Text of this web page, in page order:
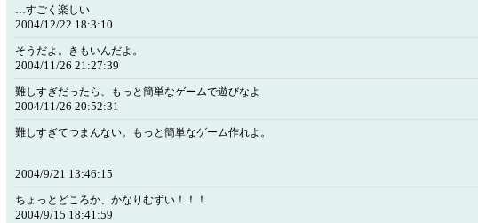
…すごく楽しい
2004/12/22 18:3:10
そうだよ。きもいんだよ。
2004/11/26 21:27:39
難しすぎだったら、もっと簡単なゲームで遊びなよ
2004/11/26 20:52:31
難しすぎてつまんない。もっと簡単なゲーム作れよ。
2004/9/21 13:46:15
ちょっとどころか、かなりむずい！！！
2004/9/15 18:41:59